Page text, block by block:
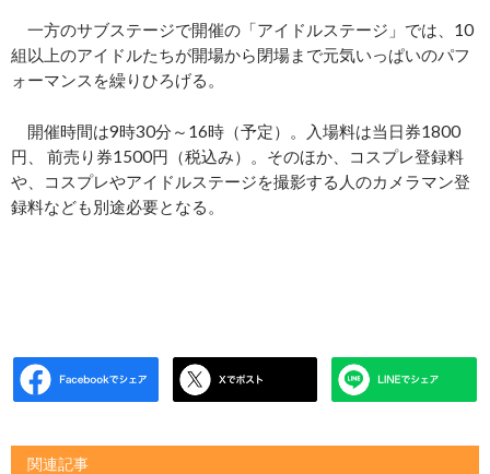
一方のサブステージで開催の「アイドルステージ」では、10
組以上のアイドルたちが開場から閉場まで元気いっぱいのパフ
ォーマンスを繰りひろげる。
開催時間は9時30分～16時（予定）。入場料は当日券1800
円、 前売り券1500円（税込み）。そのほか、コスプレ登録料
や、コスプレやアイドルステージを撮影する人のカメラマン登
録料なども別途必要となる。
関連記事